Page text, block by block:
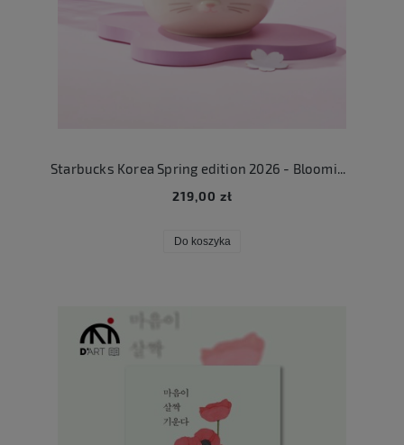
Starbucks Korea Spring edition 2026 - Blooming Cat Mug 237ml
219,00 zł
Do koszyka